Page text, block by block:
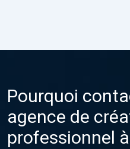
Pourquoi
agence de
professionnel